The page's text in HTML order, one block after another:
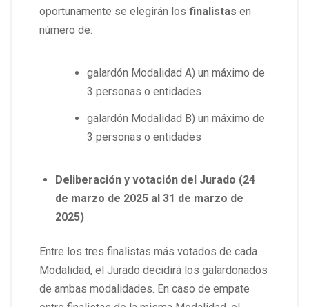
oportunamente se elegirán los finalistas en
número de:
galardón Modalidad A) un máximo de
3 personas o entidades
galardón Modalidad B) un máximo de
3 personas o entidades
Deliberación y votación del Jurado (24
de marzo de 2025 al 31 de marzo de
2025)
Entre los tres finalistas más votados de cada
Modalidad, el Jurado decidirá los galardonados
de ambas modalidades. En caso de empate